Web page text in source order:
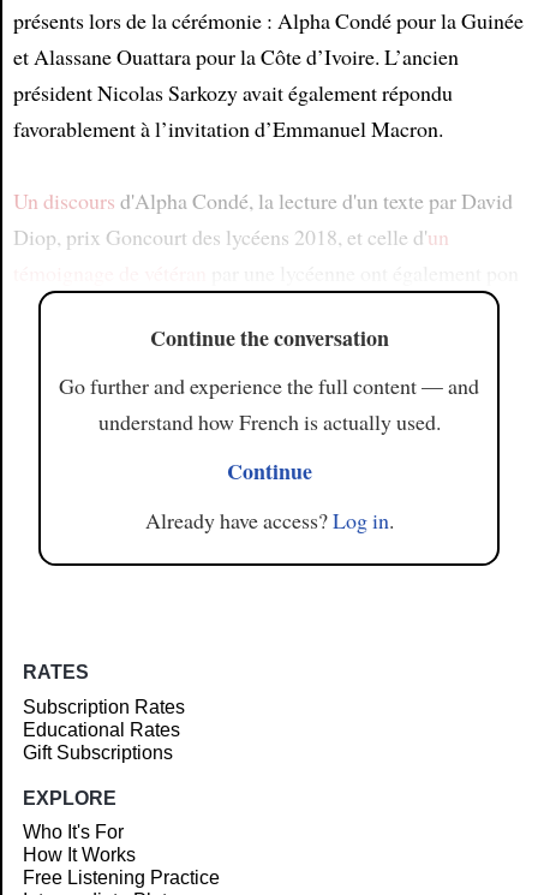
présents lors de la cérémonie : Alpha Condé pour la Guinée
et Alassane Ouattara pour la Côte d’Ivoire. L’ancien
président Nicolas Sarkozy avait également répondu
favorablement à l’invitation d’Emmanuel Macron.
Un discours d'Alpha Condé, la lecture d'un texte par David
Diop, prix Goncourt des lycéens 2018, et celle d'un
Continue the conversation
Go further and experience the full content — and
understand how French is actually used.
Continue
Already have access?Log in.
RATES
Subscription Rates
Educational Rates
Gift Subscriptions
EXPLORE
Who It's For
How It Works
Free Listening Practice